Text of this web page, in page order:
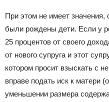
При этом не имеет значения,
были рождены дети. Если у
25 процентов от своего
от нового супруга и этот
котором просит взыскать с
вправе подать иск к матери
уменьшении размера